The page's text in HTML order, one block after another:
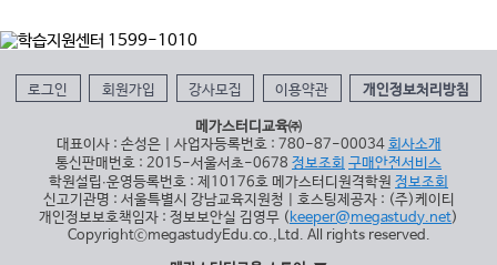
로그인 회원가입 강사모집 이용약관 개인정보처리방침
메가스터디교육㈜
대표이사 : 손성은 | 사업자등록번호 : 780-87-00034 회사소개
통신판매번호 : 2015-서울서초-0678 정보조회 구매안전서비스
학원설립∙운영등록번호 : 제10176호 메가스터디원격학원 정보조회
신고기관명 : 서울특별시 강남교육지원청 | 호스팅제공자 : (주)케이티
개인정보보호책임자 : 정보보안실 김영무 (keeper@megastudy.net)
CopyrightⓒmegastudyEdu.co.,Ltd. All rights reserved.